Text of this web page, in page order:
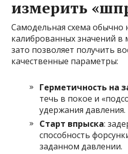
измерить
Самодельная схема обычно
калиброванных значений в
зато позволяет получить
качественные параметры:
Герметичность на
течь в покое и
удержания давления.
Старт впрыска:
способность
заданном давлении.